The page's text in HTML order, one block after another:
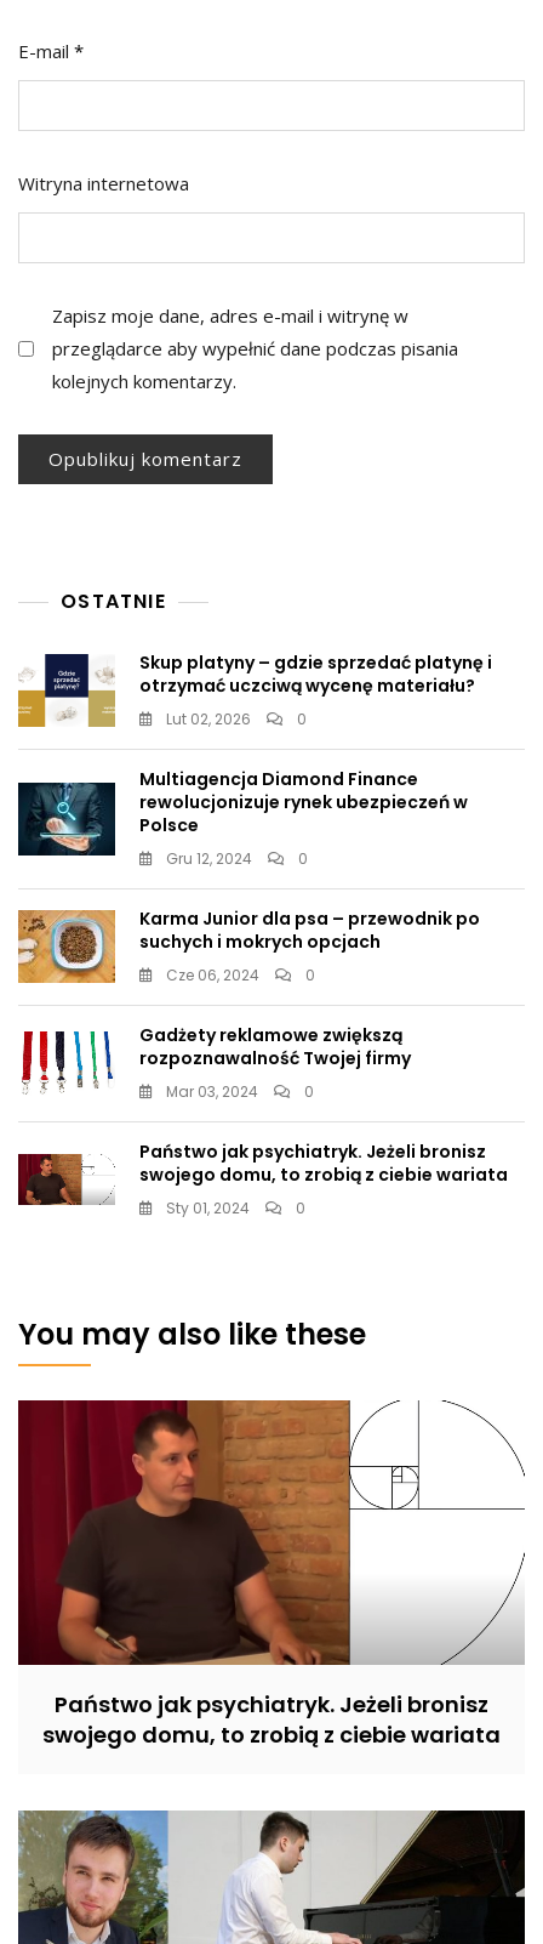
E-mail *
Witryna internetowa
Zapisz moje dane, adres e-mail i witrynę w
przeglądarce aby wypełnić dane podczas pisania
kolejnych komentarzy.
OSTATNIE
Skup platyny – gdzie sprzedać platynę i
otrzymać uczciwą wycenę materiału?
Lut 02, 2026 0
Multiagencja Diamond Finance
rewolucjonizuje rynek ubezpieczeń w
Polsce
Gru 12, 2024 0
Karma Junior dla psa – przewodnik po
suchych i mokrych opcjach
Cze 06, 2024 0
Gadżety reklamowe zwiększą
rozpoznawalność Twojej firmy
Mar 03, 2024 0
Państwo jak psychiatryk. Jeżeli bronisz
swojego domu, to zrobią z ciebie wariata
Sty 01, 2024 0
You may also like these
Państwo jak psychiatryk. Jeżeli bronisz
swojego domu, to zrobią z ciebie wariata